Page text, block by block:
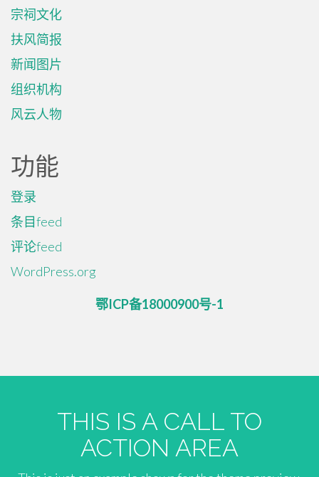
宗祠文化
扶风简报
新闻图片
组织机构
风云人物
功能
登录
条目feed
评论feed
WordPress.org
鄂ICP备18000900号-1
THIS IS A CALL TO
ACTION AREA